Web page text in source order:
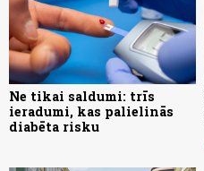
Ne tikai saldumi: trīs
ieradumi, kas palielinās
diabēta risku